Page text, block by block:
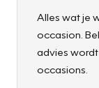
Alles wat je
occasion.
advies
occasions.